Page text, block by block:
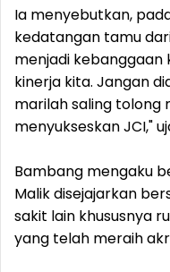
Ia menyebutkan,
kedatangan tamu
menjadi kebanggaan
kinerja kita. Jangan
marilah saling tolong
menyukseskan JCI,"
Bambang mengaku
Malik disejajarkan
sakit lain khususnya
yang telah meraih